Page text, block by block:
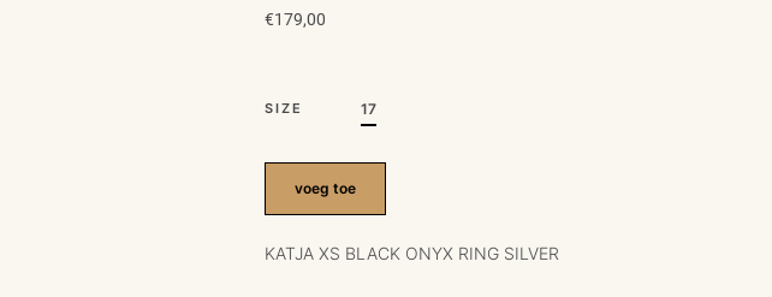
€179,00
SIZE 17
voeg toe
KATJA XS BLACK ONYX RING SILVER